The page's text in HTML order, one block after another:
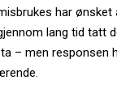
har ønsket
lang tid tatt
– men responsen